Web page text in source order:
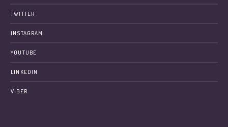
TWITTER
INSTAGRAM
YOUTUBE
LINKEDIN
VIBER